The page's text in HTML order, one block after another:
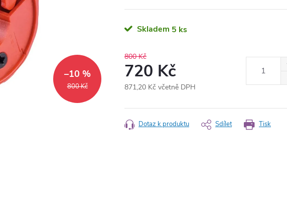
800 Kč
–10 %
Skladem 5 ks
800 Kč
720 Kč
871,20 Kč včetně DPH
cena:
Tisk
Dotaz k produktu Sdílet